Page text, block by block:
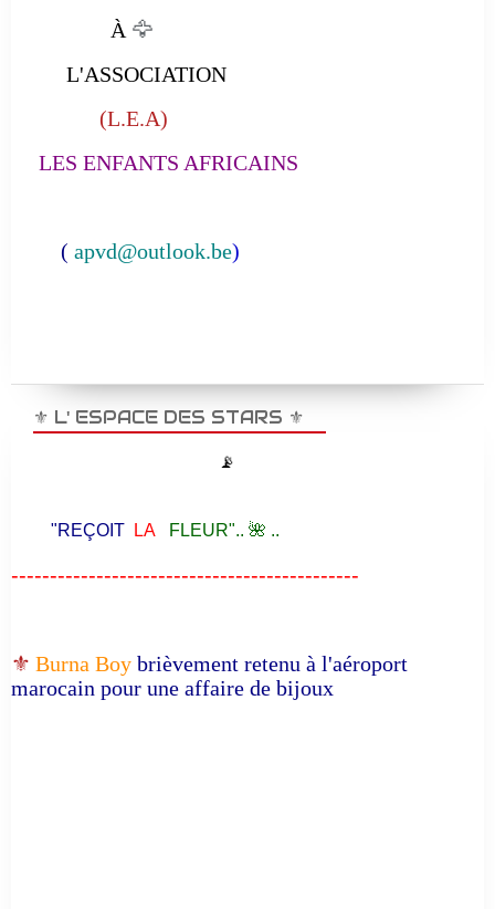
À 🦅
L'ASSOCIATION
(L.E.A)
LES ENFANTS AFRICAINS
( apvd@outlook.be)
⚜️ L' ESPACE DES STARS ⚜️
📡
"REÇOIT LA FLEUR".. 🌺 ..
---------------------------------------------
⚜️ Burna Boy brièvement retenu à l'aéroport
marocain pour une affaire de bijoux